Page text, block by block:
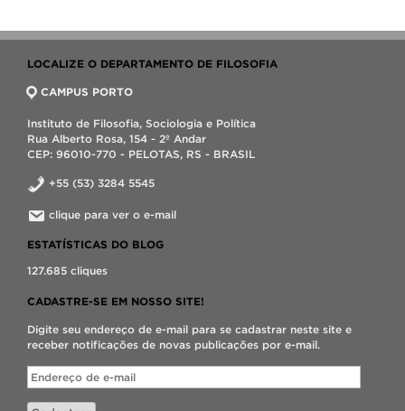
LOCALIZE O DEPARTAMENTO DE FILOSOFIA
CAMPUS PORTO
Instituto de Filosofia, Sociologia e Política
Rua Alberto Rosa, 154 - 2º Andar
CEP: 96010-770 - PELOTAS, RS - BRASIL
+55 (53) 3284 5545
clique para ver o e-mail
ESTATÍSTICAS DO BLOG
127.685 cliques
CADASTRE-SE EM NOSSO SITE!
Digite seu endereço de e-mail para se cadastrar neste site e
receber notificações de novas publicações por e-mail.
Endereço
de
e-